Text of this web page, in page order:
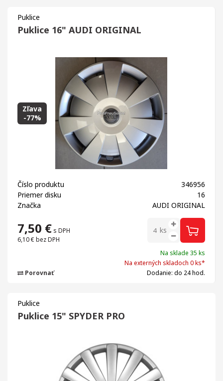
Puklice
Puklice 16" AUDI ORIGINAL
Zľava
-77%
Číslo produktu
346956
Priemer disku
16
Značka
AUDI ORIGINAL
7,50 € s DPH
6,10 € bez DPH
ks
Na sklade 35 ks
Na externých skladoch 0 ks*
Dodanie: do 24 hod.
Porovnať
Puklice
Puklice 15" SPYDER PRO